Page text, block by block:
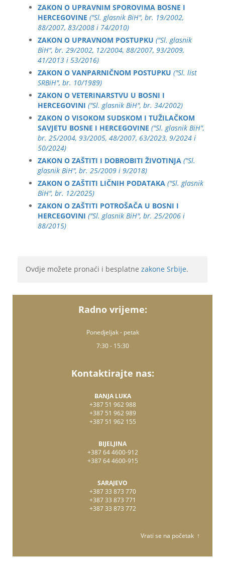
ZAKON O UPRAVNIM SPOROVIMA BOSNE I
HERCEGOVINE ("Sl. glasnik BiH", br. 19/2002,
88/2007, 83/2008 i 74/2010)
ZAKON O UPRAVNOM POSTUPKU ("Sl. glasnik
BiH", br. 29/2002, 12/2004, 88/2007, 93/2009,
41/2013 i 53/2016)
ZAKON O VANPARNIČNOM POSTUPKU ("Sl. list
SRBiH", br. 10/1989)
ZAKON O VETERINARSTVU U BOSNI I
HERCEGOVINI ("Sl. glasnik BiH", br. 34/2002)
ZAKON O VISOKOM SUDSKOM I TUŽILAČKOM
SAVJETU BOSNE I HERCEGOVINE ("Sl. glasnik BiH",
br. 25/2004, 93/2005, 48/2007, 63/2023, 9/2024 i
50/2024)
ZAKON O ZAŠTITI I DOBROBITI ŽIVOTINJA ("Sl.
glasnik BiH", br. 25/2009 i 9/2018)
ZAKON O ZAŠTITI LIČNIH PODATAKA ("Sl. glasnik
BiH", br. 12/2025)
ZAKON O ZAŠTITI POTROŠAČA U BOSNI I
HERCEGOVINI ("Sl. glasnik BiH", br. 25/2006 i
88/2015)
Ovdje možete pronaći i besplatne zakone Srbije.
Radno vrijeme:
Ponedjeljak - petak
7:30 - 15:30
Kontaktirajte nas:
BANJA LUKA
+387 51 962 988
+387 51 962 989
+387 51 962 155
BIJELJINA
+387 64 4600-912
+387 64 4600-915
SARAJEVO
+387 33 873 770
+387 33 873 771
+387 33 873 772
Vrati se na početak ↑